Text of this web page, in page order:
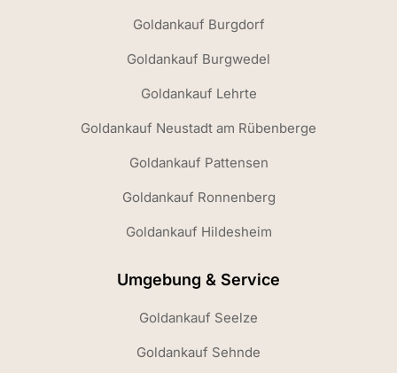
Goldankauf Burgdorf
Goldankauf Burgwedel
Goldankauf Lehrte
Goldankauf Neustadt am Rübenberge
Goldankauf Pattensen
Goldankauf Ronnenberg
Goldankauf Hildesheim
Umgebung & Service
Goldankauf Seelze
Goldankauf Sehnde